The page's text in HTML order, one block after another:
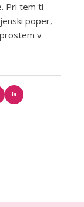
Pri tem ti
poper,
v